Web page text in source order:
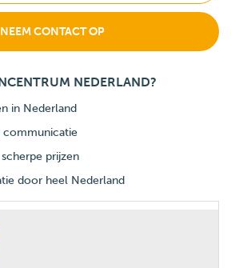
NEEM CONTACT OP
NEDERLAND?
in Nederland
communicatie
prijzen
door heel Nederland